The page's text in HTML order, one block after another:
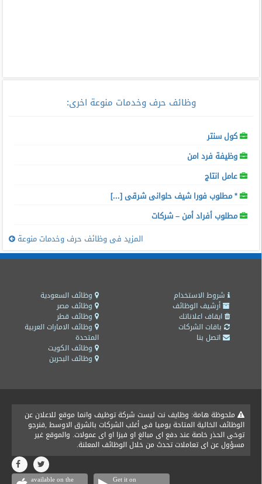
وظائف حرف وخدمات منوعة اخرى:
كول سنتر
وظيفة فرد امن
عامل انتاج
* مطلوب فورا شيف حلوانى شرقى [...]
مطلوب أفراد أمن – شركات
المزيد فى وظائف حرف وخدمات منوعة
وظائف السعودية
وظائف مصر
وظائف قطر
وظائف الامارات العربية
المتحدة
وظائف الكويت
وظائف البحرين
شروط الاستخدام
أرشيف الوظائف
ايقاف اعلاناتك
باقات الشركات
اتصل بنا
ملحوظة هامة: وظايف نت ليست شركة توظيف وانما موقع للاعلان عن
الوظائف الخالية المتاحة يوميا فى أغلب الشركات بالشرق الاوسط ,فنرجو
توخى الحذر خاصة عند دفع اى مبالغ او فيزا او اى عمولات. والموقع غير
مسؤول عن اى تعاملات تحدث من خلال الوظائف المعلنة.
available on the Get it on